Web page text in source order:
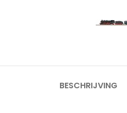
BESCHRIJVING